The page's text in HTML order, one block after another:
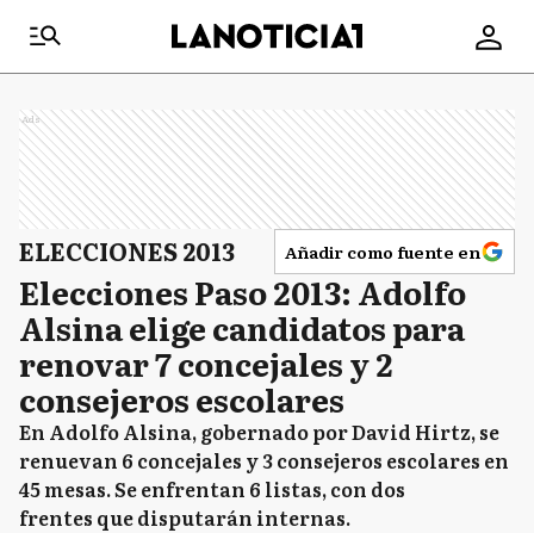
Ads
ELECCIONES 2013 Añadir como fuente en
Elecciones Paso 2013: Adolfo
Alsina elige candidatos para
renovar 7 concejales y 2
consejeros escolares
En Adolfo Alsina, gobernado por David Hirtz, se
renuevan 6 concejales y 3 consejeros escolares en
45 mesas. Se enfrentan 6 listas, con dos
frentes que disputarán internas.